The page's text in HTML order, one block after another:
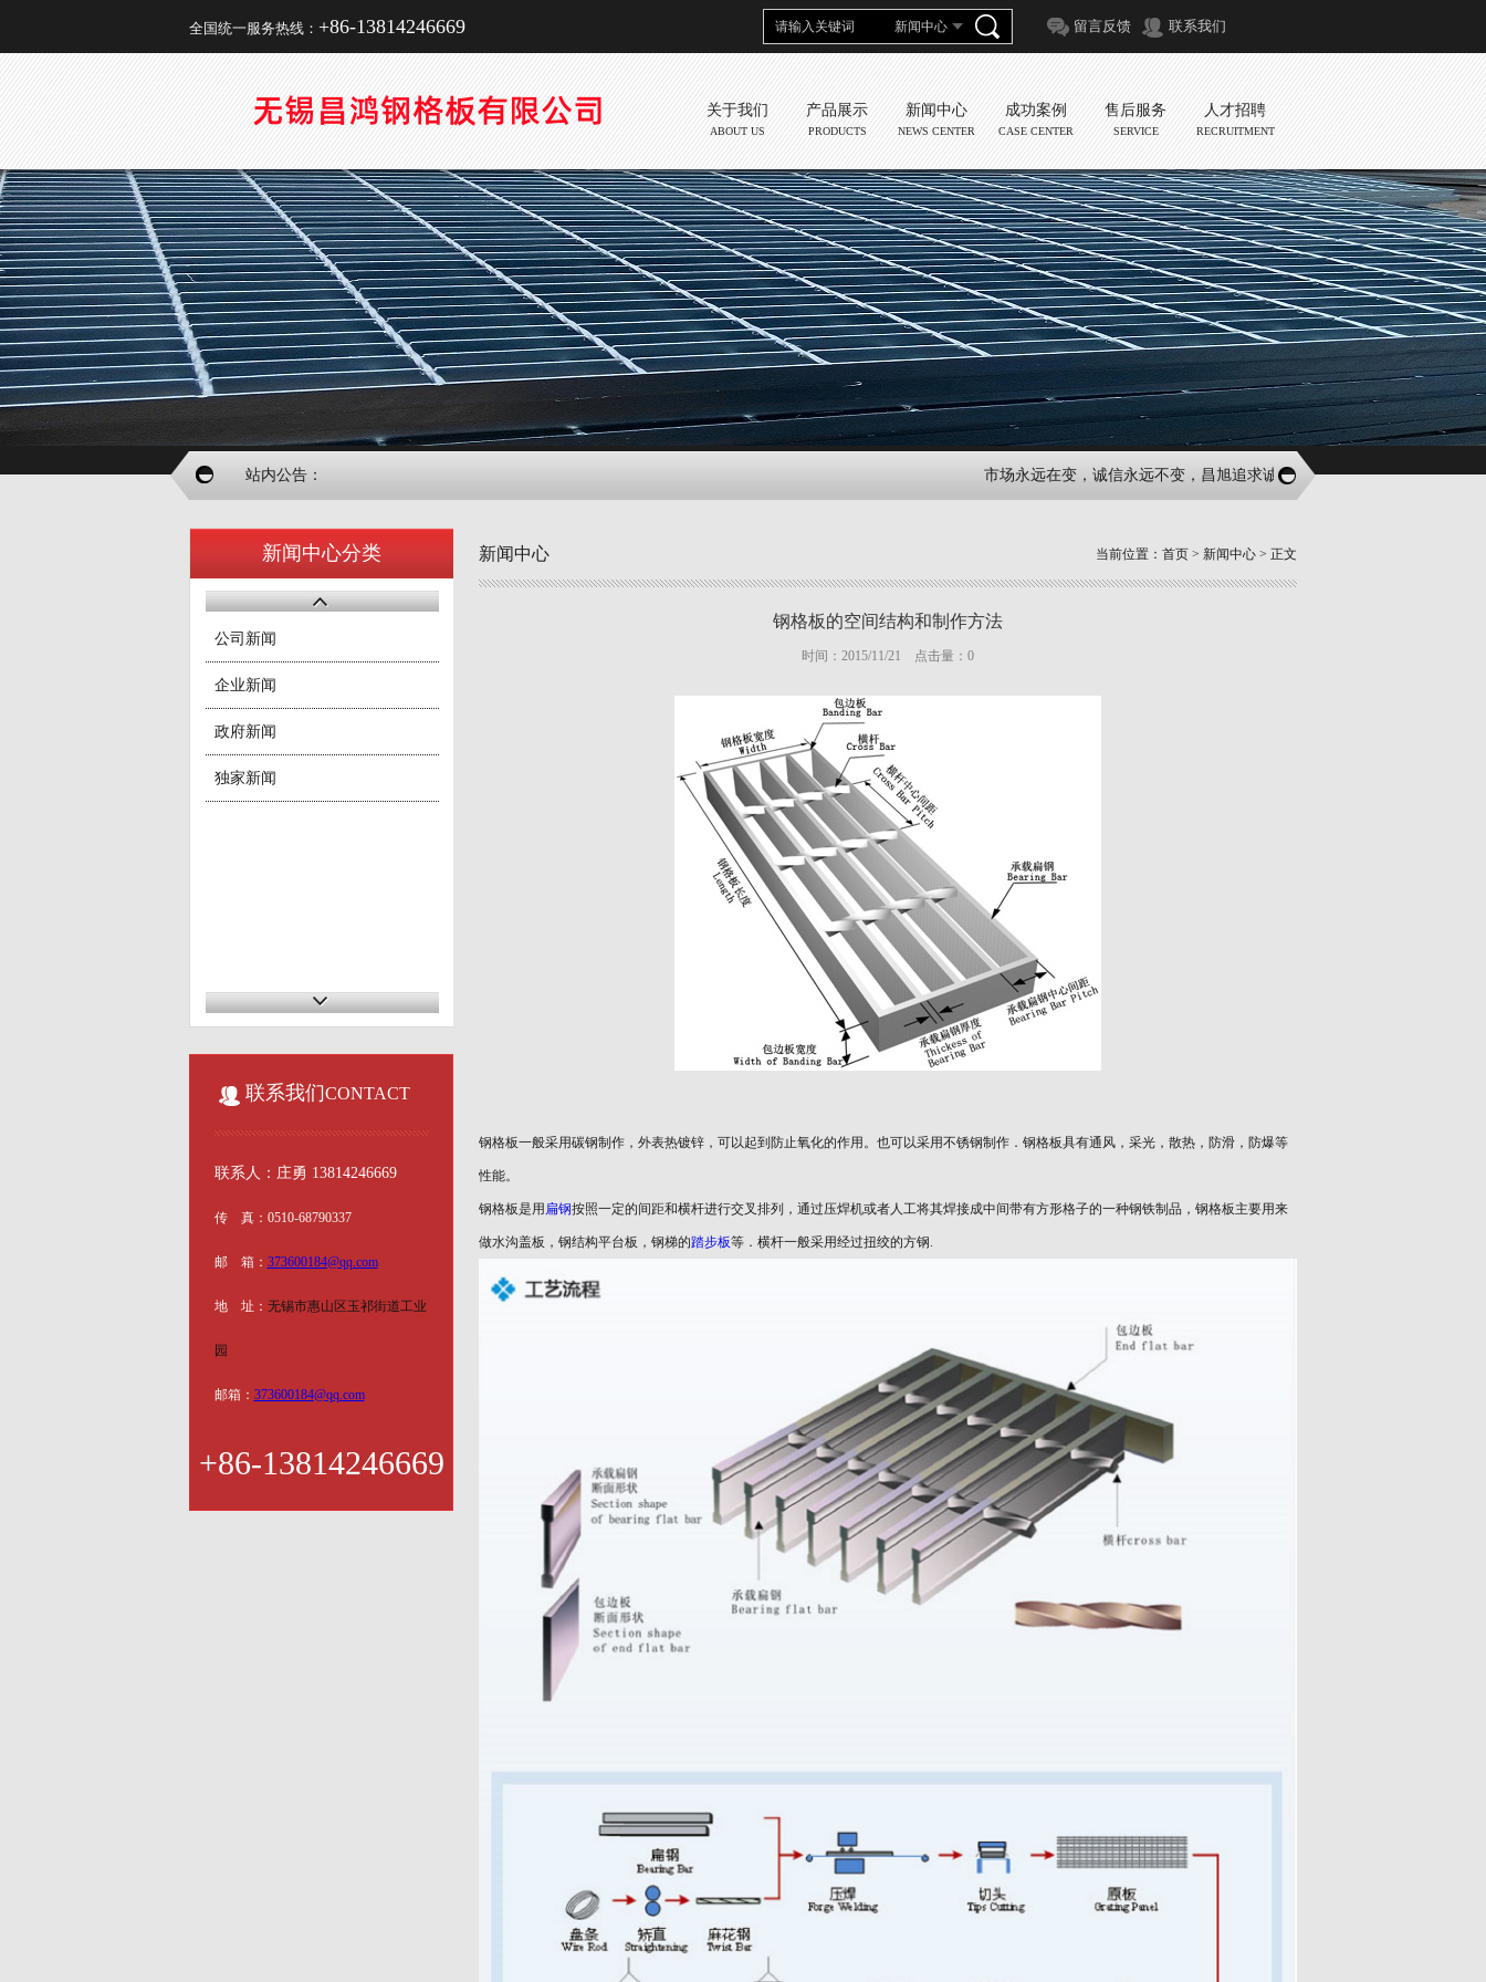
全国统一服务热线： +86-13814246669 留言反馈 联系我们
关于我们
ABOUT US
产品展示
PRODUCTS
新闻中心
NEWS CENTER
成功案例
CASE CENTER
售后服务
SERVICE
人才招聘
RECRUITMENT
站内公告： 市场永远在变，诚信永远不变，昌旭追求诚信务实的企业理念，致力于奉献
新闻中心分类
公司新闻
企业新闻
政府新闻
独家新闻
联系我们CONTACT
联系人：庄勇 13814246669
传 真： 0510-68790337
邮 箱： 373600184@qq.com
地 址： 无锡市惠山区玉祁街道工业
园
邮箱： 373600184@qq.com
+86-13814246669
新闻中心 当前位置： 首页 > 新闻中心 > 正文
钢格板的空间结构和制作方法
时间：2015/11/21 点击量： 0
钢格板一般采用碳钢制作，外表热镀锌，可以起到防止氧化的作用。也可以采用不锈钢制作．钢格板具有通风，采光，散热，防滑，防爆等
性能。
钢格板是用 扁钢按照一定的间距和横杆进行交叉排列，通过压焊机或者人工将其焊接成中间带有方形格子的一种钢铁制品，钢格板主要用来
做水沟盖板，钢结构平台板，钢梯的踏步板等．横杆一般采用经过扭绞的方钢.